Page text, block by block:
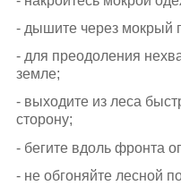
- дышите через мокрый
- для преодоления
земле;
- выходите из леса
сторону;
- бегите вдоль фронта
- не обгоняйте лесной